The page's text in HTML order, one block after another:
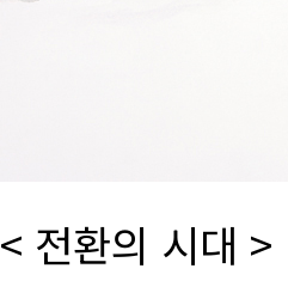
< 전환의 시대 >